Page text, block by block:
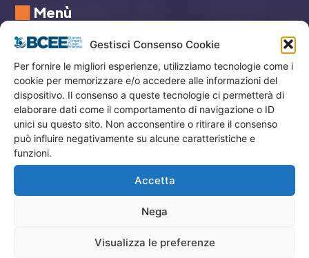
Gestisci Consenso Cookie
Per fornire le migliori esperienze, utilizziamo tecnologie come i
cookie per memorizzare e/o accedere alle informazioni del
dispositivo. Il consenso a queste tecnologie ci permetterà di
elaborare dati come il comportamento di navigazione o ID
unici su questo sito. Non acconsentire o ritirare il consenso
può influire negativamente su alcune caratteristiche e
funzioni.
Accetta
Nega
Visualizza le preferenze
Menù
Privacy
Termini Utilizzo
Iscrizione Newsletter
Cookie Policy (UE)
Contatti
Consulenza Aziendale